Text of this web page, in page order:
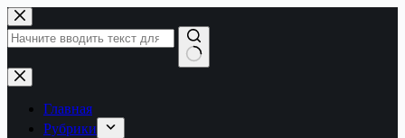
Перейти
к
сути
Ничего
не
найденоГлавная
Рубрики